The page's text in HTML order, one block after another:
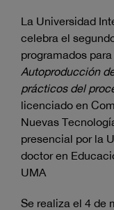
La Universidad
celebra el
programados
Autoproducción
prácticos del
licenciado en
Nuevas
presencial por la
doctor en
UMA
Se realiza el 4 de